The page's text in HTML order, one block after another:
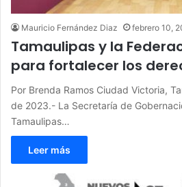
Mauricio Fernández Diaz febrero 10,
Tamaulipas y la
para fortalecer los
Por Brenda Ramos Ciudad Victoria,
de 2023.- La Secretaría de
Tamaulipas…
Leer más